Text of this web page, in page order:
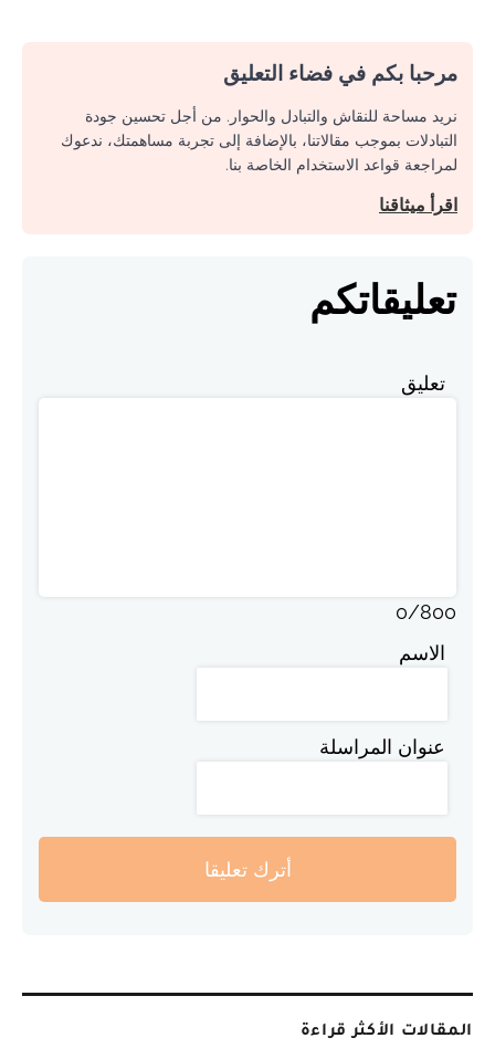
مرحبا بكم في فضاء التعليق
نريد مساحة للنقاش والتبادل والحوار. من أجل تحسين جودة
التبادلات بموجب مقالاتنا، بالإضافة إلى تجربة مساهمتك، ندعوك
لمراجعة قواعد الاستخدام الخاصة بنا.
اقرأ ميثاقنا
تعليقاتكم
تعليق
0/800
الاسم
عنوان المراسلة
أترك تعليقا
المقالات الأكثر قراءة